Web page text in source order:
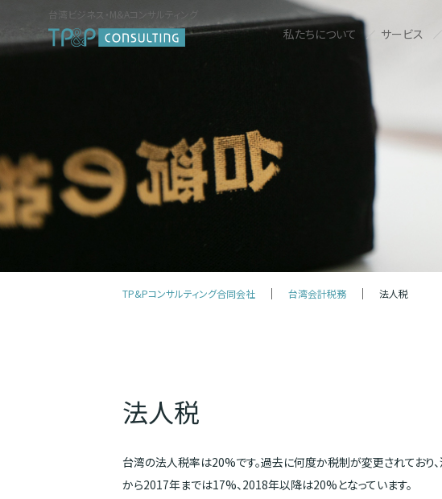
台湾ビジネス・M&Aコンサルティング
私たちについて サービス
TP&Pコンサルティング合同会社 台湾会計税務 法人税
法人税
台湾の法人税率は20%です。過去に何度か税制が変更されており
から2017年までは17%、2018年以降は20%となっています。